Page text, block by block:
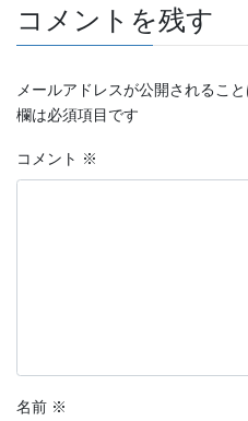
コメントを残す
メールアドレスが公開されること
欄は必須項目です
コメント ※
名前 ※